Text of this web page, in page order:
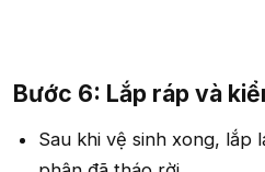
Bước 6: Lắp ráp và
Sau khi vệ sinh xong, lắp